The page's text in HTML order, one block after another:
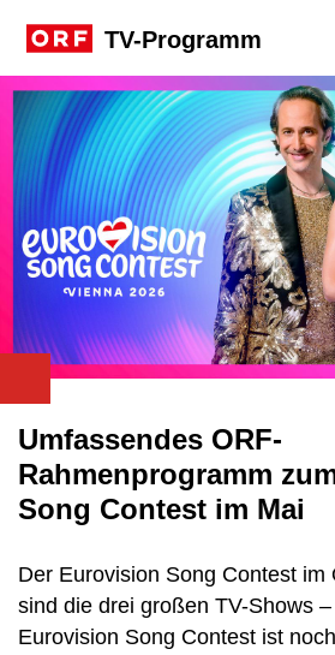
TV-Programm
Umfassendes ORF-
Rahmenprogramm
Song Contest im Mai
Der Eurovision Song Contest im
sind die drei großen TV-Shows
Eurovision Song Contest ist